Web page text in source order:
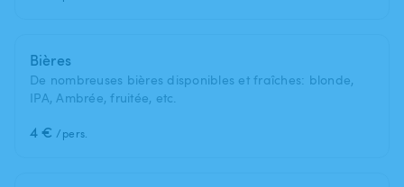
Bières
De nombreuses bières disponibles et fraîches: blonde,
IPA, Ambrée, fruitée, etc.
4 € /pers.